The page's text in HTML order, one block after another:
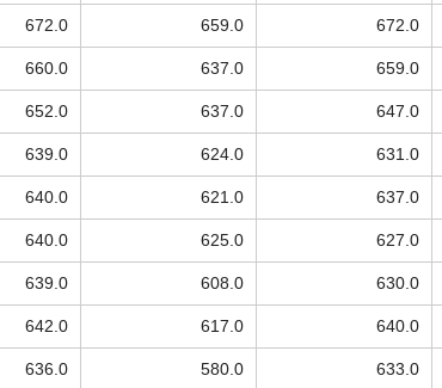
672.0 659.0 672.0
660.0 637.0 659.0
652.0 637.0 647.0
639.0 624.0 631.0
640.0 621.0 637.0
640.0 625.0 627.0
639.0 608.0 630.0
642.0 617.0 640.0
636.0 580.0 633.0